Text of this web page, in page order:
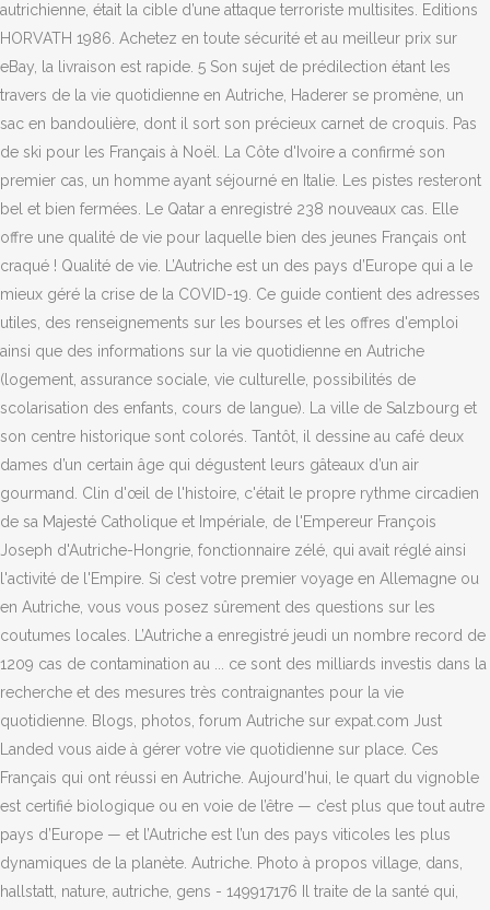
autrichienne, était la cible d’une attaque terroriste multisites. Editions
HORVATH 1986. Achetez en toute sécurité et au meilleur prix sur
eBay, la livraison est rapide. 5 Son sujet de prédilection étant les
travers de la vie quotidienne en Autriche, Haderer se promène, un
sac en bandoulière, dont il sort son précieux carnet de croquis. Pas
de ski pour les Français à Noël. La Côte d'Ivoire a confirmé son
premier cas, un homme ayant séjourné en Italie. Les pistes resteront
bel et bien fermées. Le Qatar a enregistré 238 nouveaux cas. Elle
offre une qualité de vie pour laquelle bien des jeunes Français ont
craqué ! Qualité de vie. L’Autriche est un des pays d’Europe qui a le
mieux géré la crise de la COVID-19. Ce guide contient des adresses
utiles, des renseignements sur les bourses et les offres d'emploi
ainsi que des informations sur la vie quotidienne en Autriche
(logement, assurance sociale, vie culturelle, possibilités de
scolarisation des enfants, cours de langue). La ville de Salzbourg et
son centre historique sont colorés. Tantôt, il dessine au café deux
dames d’un certain âge qui dégustent leurs gâteaux d’un air
gourmand. Clin d'œil de l'histoire, c'était le propre rythme circadien
de sa Majesté Catholique et Impériale, de l'Empereur François
Joseph d'Autriche-Hongrie, fonctionnaire zélé, qui avait réglé ainsi
l'activité de l'Empire. Si c’est votre premier voyage en Allemagne ou
en Autriche, vous vous posez sûrement des questions sur les
coutumes locales. L’Autriche a enregistré jeudi un nombre record de
1209 cas de contamination au ... ce sont des milliards investis dans la
recherche et des mesures très contraignantes pour la vie
quotidienne. Blogs, photos, forum Autriche sur expat.com Just
Landed vous aide à gérer votre vie quotidienne sur place. Ces
Français qui ont réussi en Autriche. Aujourd’hui, le quart du vignoble
est certifié biologique ou en voie de l’être — c’est plus que tout autre
pays d’Europe — et l’Autriche est l’un des pays viticoles les plus
dynamiques de la planète. Autriche. Photo à propos village, dans,
hallstatt, nature, autriche, gens - 149917176 Il traite de la santé qui,